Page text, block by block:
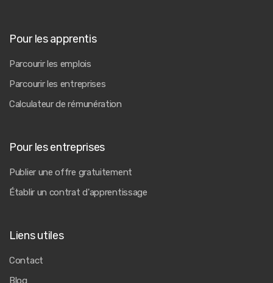
Pour les apprentis
Parcourir les emplois
Parcourir les entreprises
Calculateur de rémunération
Pour les entreprises
Publier une offre gratuitement
Établir un contrat d'apprentissage
Liens utiles
Contact
Blog